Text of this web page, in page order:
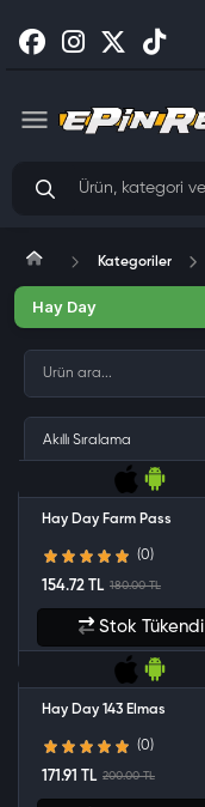
Kategoriler
Hay Day
Hay Day Farm Pass
(0)
180.00 TL
154.72 TL
Stok Tükendi
Hay Day 143 Elmas
(0)
200.00 TL
171.91 TL